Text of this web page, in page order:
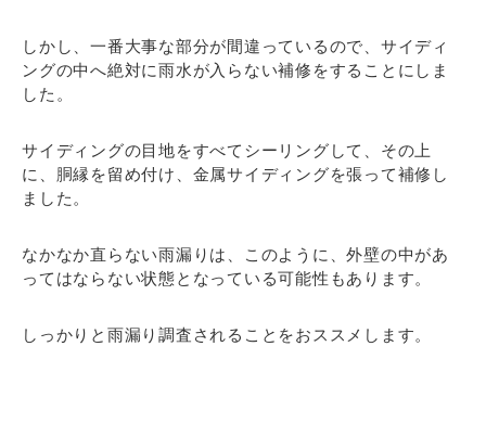
しかし、一番大事な部分が間違っているので、サイディ
ングの中へ絶対に雨水が入らない補修をすることにしま
した。
サイディングの目地をすべてシーリングして、その上
に、胴縁を留め付け、金属サイディングを張って補修し
ました。
なかなか直らない雨漏りは、このように、外壁の中があ
ってはならない状態となっている可能性もあります。
しっかりと雨漏り調査されることをおススメします。